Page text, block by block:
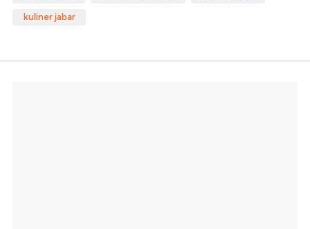
kuliner jabar